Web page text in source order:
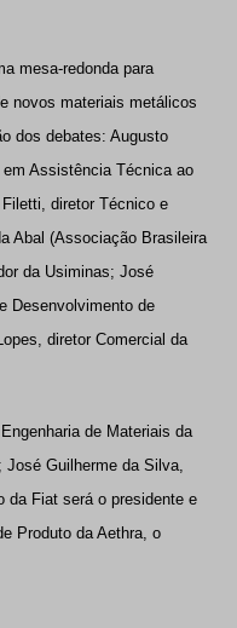
mesa-redonda para
novos materiais metálicos
dos debates: Augusto
Assistência Técnica ao
diretor Técnico e
Abal (Associação Brasileira
da Usiminas; José
Desenvolvimento de
diretor Comercial da
de Materiais da
José Guilherme da Silva,
da Fiat será o presidente e
Produto daAethra, o